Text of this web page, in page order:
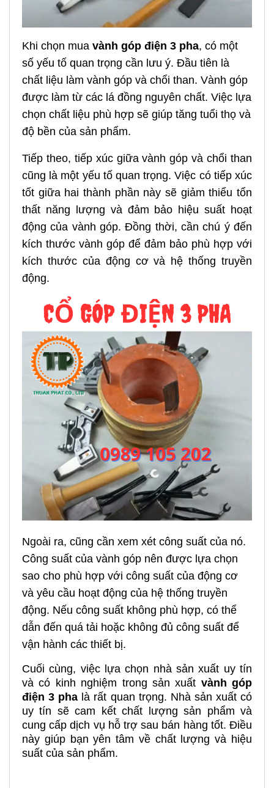
Khi chọn mua vành góp điện 3 pha, có một
số yếu tố quan trọng cần lưu ý. Đầu tiên là
chất liệu làm vành góp và chổi than. Vành góp
được làm từ các lá đồng nguyên chất. Việc lựa
chọn chất liệu phù hợp sẽ giúp tăng tuổi thọ và
độ bền của sản phẩm.
Tiếp theo, tiếp xúc giữa vành góp và chổi than
cũng là một yếu tố quan trọng. Việc có tiếp xúc
tốt giữa hai thành phần này sẽ giảm thiểu tổn
thất năng lượng và đảm bảo hiệu suất hoạt
động của vành góp. Đồng thời, cần chú ý đến
kích thước vành góp để đảm bảo phù hợp với
kích thước của động cơ và hệ thống truyền
động.
Ngoài ra, cũng cần xem xét công suất của nó.
Công suất của vành góp nên được lựa chọn
sao cho phù hợp với công suất của động cơ
và yêu cầu hoạt động của hệ thống truyền
động. Nếu công suất không phù hợp, có thể
dẫn đến quá tải hoặc không đủ công suất để
vận hành các thiết bị.
Cuối cùng, việc lựa chọn nhà sản xuất uy tín
và có kinh nghiệm trong sản xuất vành góp
điện 3 pha là rất quan trọng. Nhà sản xuất có
uy tín sẽ cam kết chất lượng sản phẩm và
cung cấp dịch vụ hỗ trợ sau bán hàng tốt. Điều
này giúp bạn yên tâm về chất lượng và hiệu
suất của sản phẩm.